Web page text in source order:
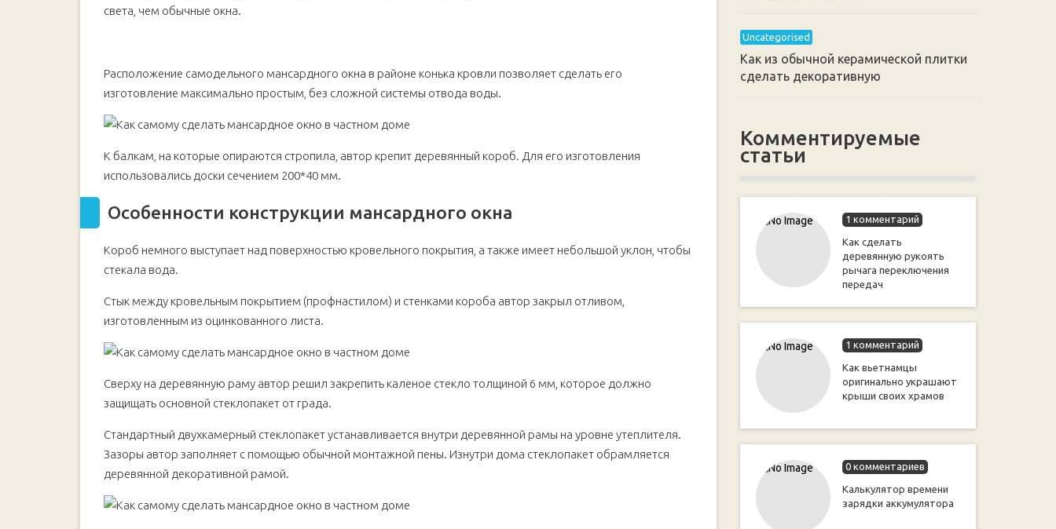
света, чем обычные окна.
Расположение самодельного мансардного окна в районе конька кровли позволяет сделать его
изготовление максимально простым, без сложной системы отвода воды.
К балкам, на которые опираются стропила, автор крепит деревянный короб. Для его изготовления
использовались доски сечением 200*40 мм.
Особенности конструкции мансардного окна
Короб немного выступает над поверхностью кровельного покрытия, а также имеет небольшой уклон, чтобы
стекала вода.
Стык между кровельным покрытием (профнастилом) и стенками короба автор закрыл отливом,
изготовленным из оцинкованного листа.
Сверху на деревянную раму автор решил закрепить каленое стекло толщиной 6 мм, которое должно
защищать основной стеклопакет от града.
Стандартный двухкамерный стеклопакет устанавливается внутри деревянной рамы на уровне утеплителя.
Зазоры автор заполняет с помощью обычной монтажной пены. Изнутри дома стеклопакет обрамляется
деревянной декоративной рамой.
Uncategorised
Как из обычной керамической плитки
сделать декоративную
Комментируемые
статьи
1 комментарий
Как сделать
деревянную рукоять
рычага переключения
передач
1 комментарий
Как вьетнамцы
оригинально украшают
крыши своих храмов
0 комментариев
Калькулятор времени
зарядки аккумулятора